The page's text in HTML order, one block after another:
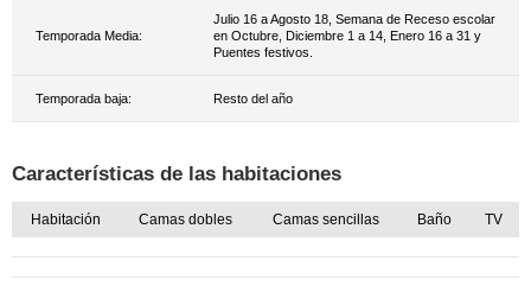
Temporada Media:
Julio 16 a Agosto 18, Semana de Receso escolar
en Octubre, Diciembre 1 a 14, Enero 16 a 31 y
Puentes festivos.
Temporada baja: Resto del año
Características de las habitaciones
Habitación Camas dobles Camas sencillas Baño TV